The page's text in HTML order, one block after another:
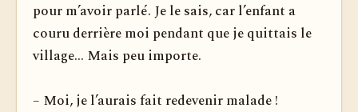
pour m’avoir parlé. Je le sais, car l’enfant a
couru derrière moi pendant que je quittais le
village... Mais peu importe.
– Moi, je l’aurais fait redevenir malade !